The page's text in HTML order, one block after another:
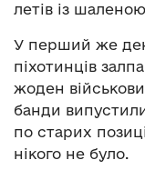
летів із
У перший же
піхотинців
жоден
банди
по старих
нікого не було.